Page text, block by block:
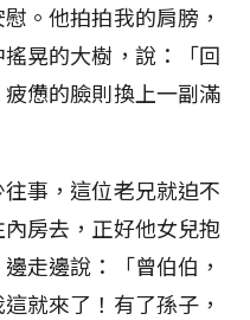
。他拍拍我的肩膀，
晃的大樹，說：「回
憊的臉則換上一副滿
事，這位老兄就迫不
房去，正好他女兒抱
走邊說：「曾伯伯，
就來了！有了孫子，